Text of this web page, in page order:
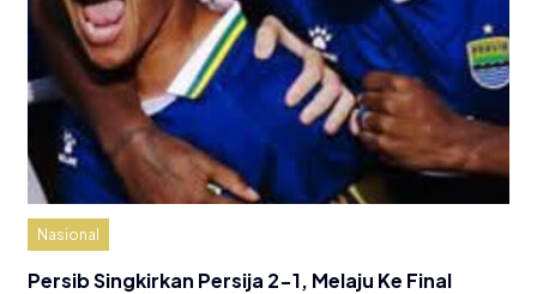
Nasional
Persib Singkirkan Persija 2-1, Melaju Ke Final